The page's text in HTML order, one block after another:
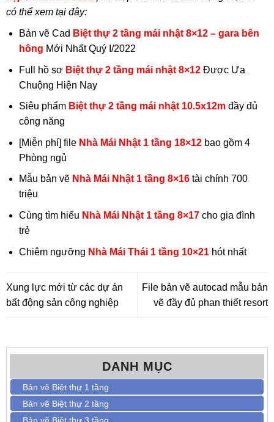
có thể xem tại đây:
Bản vẽ Cad Biệt thự 2 tầng mái nhật 8×12 – gara bên
hông Mới Nhất Quý I/2022
Full hồ sơ Biệt thự 2 tầng mái nhật 8×12Được Ưa
Chuộng Hiện Nay
Siêu phẩm Biệt thự 2 tầng mái nhật 10.5x12mđầy đủ
công năng
[Miễn phí] file Nhà Mái Nhật 1 tầng 18×12bao gồm 4
Phòng ngủ
Mẫu bản vẽ Nhà Mái Nhật 1 tầng 8×16tài chính 700
triệu
Cùng tìm hiểu Nhà Mái Nhật 1 tầng 8×17cho gia đình
trẻ
Chiêm ngưỡng Nhà Mái Thái 1 tầng 10×21hót nhất
Xung lực mới từ các dự án
bất động sản công nghiệp
File bản vẽ autocad mẫu bản
vẽ đầy đủ phan thiết resort
DANH MỤC
Bản vẽ Biệt thự 1 tầng
Bản vẽ Biệt thự 2 tầng